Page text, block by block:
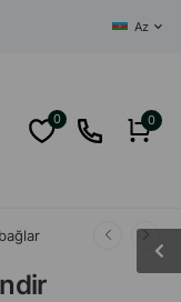
Az
0 0